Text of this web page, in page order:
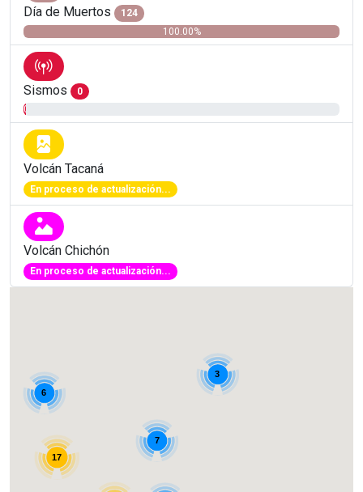
Día de Muertos
124
100.00%
Sismos
0
0.81%
Volcán Tacaná
En proceso de actualización...
Volcán Chichón
En proceso de actualización...
17
7
3
6